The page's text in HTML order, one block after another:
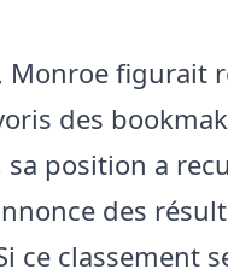
Monroe figurait
des
position a
des
ce classement